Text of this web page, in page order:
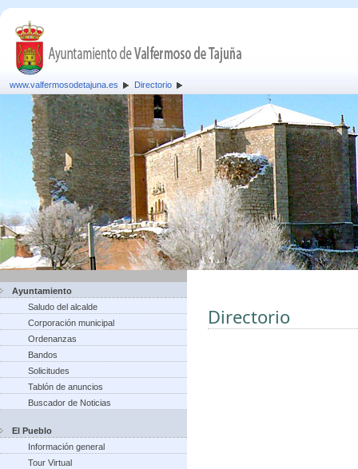
www.valfermosodetajuna.es Directorio
Ayuntamiento
Saludo del alcalde
Corporación municipal
Ordenanzas
Bandos
Solicitudes
Tablón de anuncios
Buscador de Noticias
El Pueblo
Información general
Tour Virtual
Directorio